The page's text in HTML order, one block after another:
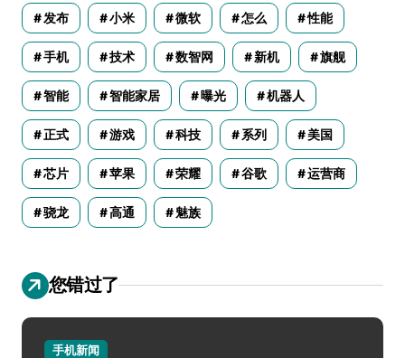
发布 小米 微软 怎么 性能
手机 技术 数智网 新机 旗舰
智能 智能家居 曝光 机器人
正式 游戏 科技 系列 美国
芯片 苹果 荣耀 谷歌 运营商
骁龙 高通 魅族
您错过了
手机新闻